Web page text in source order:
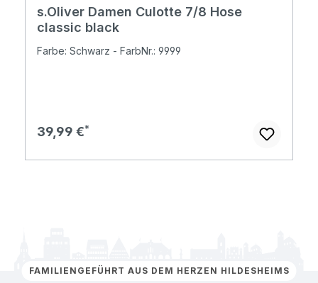
s.Oliver Damen Culotte 7/8 Hose
classic black
Farbe: Schwarz - FarbNr.: 9999
Regulärer Preis:
39,99 €
FAMILIENGEFÜHRT AUS DEM HERZEN HILDESHEIMS